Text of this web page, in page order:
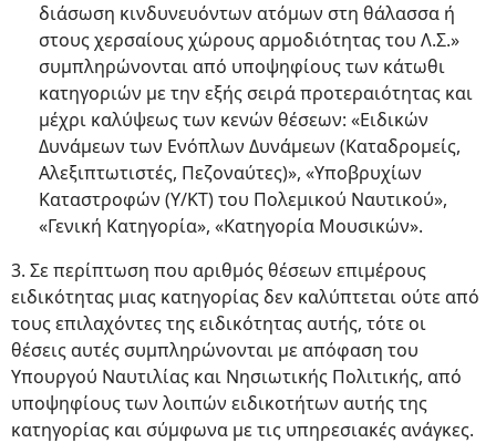
διάσωση κινδυνευόντων ατόμων στη θάλασσα ή
στους χερσαίους χώρους αρμοδιότητας του Λ.Σ.»
συμπληρώνονται από υποψηφίους των κάτωθι
κατηγοριών με την εξής σειρά προτεραιότητας και
μέχρι καλύψεως των κενών θέσεων: «Ειδικών
Δυνάμεων των Ενόπλων Δυνάμεων (Καταδρομείς,
Αλεξιπτωτιστές, Πεζοναύτες)», «Υποβρυχίων
Καταστροφών (Υ/ΚΤ) του Πολεμικού Ναυτικού»,
«Γενική Κατηγορία», «Κατηγορία Μουσικών».
3. Σε περίπτωση που αριθμός θέσεων επιμέρους
ειδικότητας μιας κατηγορίας δεν καλύπτεται ούτε από
τους επιλαχόντες της ειδικότητας αυτής, τότε οι
θέσεις αυτές συμπληρώνονται με απόφαση του
Υπουργού Ναυτιλίας και Νησιωτικής Πολιτικής, από
υποψηφίους των λοιπών ειδικοτήτων αυτής της
κατηγορίας και σύμφωνα με τις υπηρεσιακές ανάγκες.